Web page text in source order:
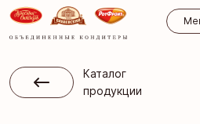
Каталог
продукции